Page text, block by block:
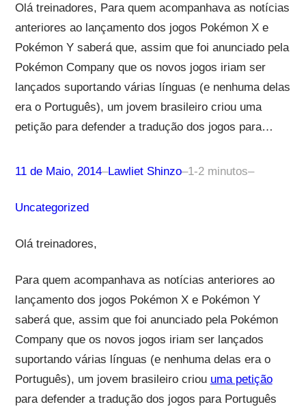
Olá treinadores, Para quem acompanhava as notícias
anteriores ao lançamento dos jogos Pokémon X e
Pokémon Y saberá que, assim que foi anunciado pela
Pokémon Company que os novos jogos iriam ser
lançados suportando várias línguas (e nenhuma delas
era o Português), um jovem brasileiro criou uma
petição para defender a tradução dos jogos para…
11 de Maio, 2014–Lawliet Shinzo–1-2 minutos–
Uncategorized
Olá treinadores,
Para quem acompanhava as notícias anteriores ao
lançamento dos jogos Pokémon X e Pokémon Y
saberá que, assim que foi anunciado pela Pokémon
Company que os novos jogos iriam ser lançados
suportando várias línguas (e nenhuma delas era o
Português), um jovem brasileiro criou uma petição
para defender a tradução dos jogos para Português